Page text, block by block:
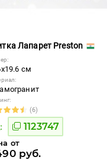
Лапарет Preston
см
(6)
1123747
от
руб.